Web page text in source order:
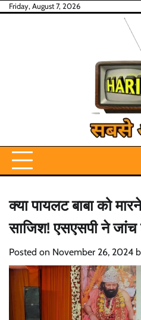
SkipFriday, August 7, 2026
क्या पायलट बाबा को
साजिश! एसएसपी ने
Posted on November 26, 2024